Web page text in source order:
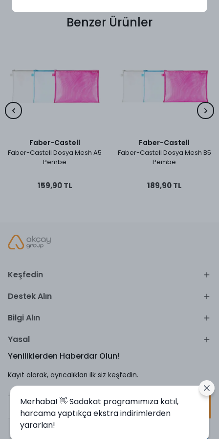
Benzer Ürünler
Faber-Castell
Faber-Castell Dosya Mesh A5
Pembe
159,90 TL
Faber-Castell
Faber-Castell Dosya Mesh B5
Pembe
189,90 TL
Keşfedin
Destek Alın
Bilgi Alın
Yasal
Yeniliklerden Haberdar Olun!
Kayıt olarak, ayrıcalıkları ilk siz keşfedin.
Merhaba! 👋 Sadakat programımıza katıl,
harcama yaptıkça ekstra indirimlerden
yararlan!